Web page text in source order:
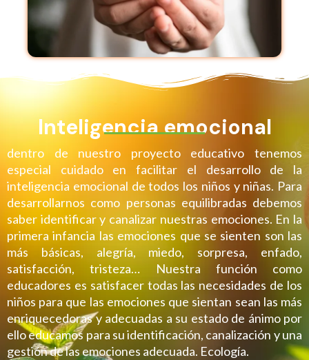
Inteligencia emocional
dentro de nuestro proyecto educativo tenemos
especial cuidado en facilitar el desarrollo de la
inteligencia emocional de todos los niños y niñas. Para
desarrollarnos como personas equilibradas debemos
saber identificar y canalizar nuestras emociones. En la
primera infancia las emociones que se sienten son las
más básicas, alegría, miedo, sorpresa, enfado,
satisfacción, tristeza… Nuestra función como
educadores es satisfacer todas las necesidades de los
niños para que las emociones que sientan sean las más
enriquecedoras y adecuadas a su estado de ánimo por
ello educamos para su identificación, canalización y una
gestión de las emociones adecuada. Ecología.